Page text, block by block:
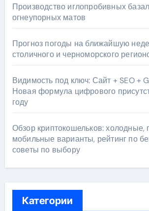
Производство иглопробивных
огнеупорных матов
Прогноз погоды на ближайшую
столичного и черноморского
Видимость под ключ: Сайт + SEO +
Новая формула цифрового
году
Обзор криптокошельков: холодные,
мобильные варианты, рейтинг по
советы по выбору
Категории